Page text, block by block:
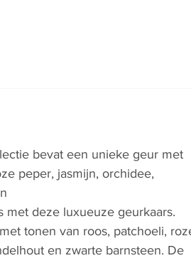
bevat een unieke geur met
peper, jasmijn, orchidee,
met deze luxueuze geurkaars.
tonen van roos, patchoeli,
en zwarte barnsteen. De